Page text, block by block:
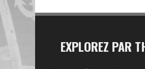
EXPLOREZ PAR